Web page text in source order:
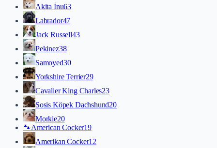
Akita İnu63
Labrador47
Jack Russell43
Pekinez38
Samoyed30
Yorkshire Terrier29
Cavalier King Charles23
Sosis Köpek Dachshund20
Morkie20
🐾American Cocker19
Amerikan Cocker12